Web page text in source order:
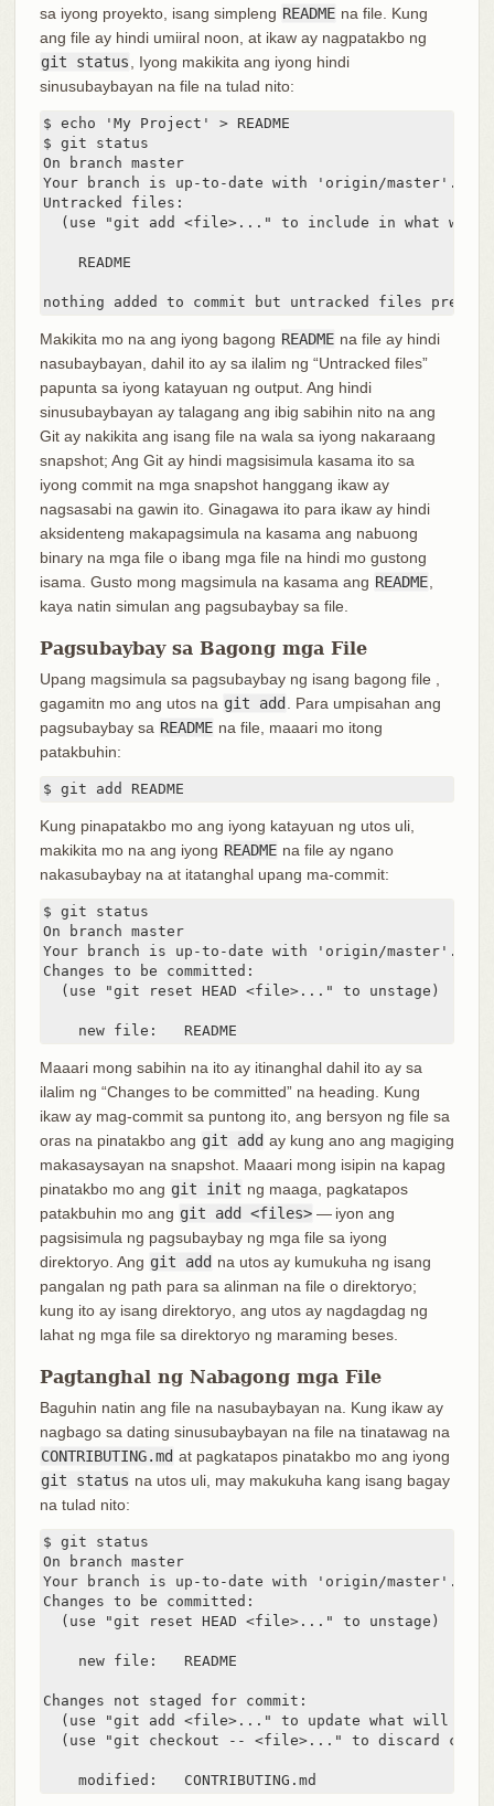
sa iyong proyekto, isang simpleng README na file. Kung
ang file ay hindi umiiral noon, at ikaw ay nagpatakbo ng
git status
, Iyong makikita ang iyong hindi
sinusubaybayan na file na tulad nito:
$ echo 'My Project' > README
$ git status
On branch master
Your branch is up-to-date with 'origin/master'.
Untracked files:
(use "git add <file>..." to include in what will
    README
nothing added to commit but untracked files
Makikita mo na ang iyong bagong README na file ay hindi
nasubaybayan, dahil ito ay sa ilalim ng “Untracked files”
papunta sa iyong katayuan ng output. Ang hindi
sinusubaybayan ay talagang ang ibig sabihin nito na ang
Git ay nakikita ang isang file na wala sa iyong nakaraang
snapshot; Ang Git ay hindi magsisimula kasama ito sa
iyong commit na mga snapshot hanggang ikaw ay
nagsasabi na gawin ito. Ginagawa ito para ikaw ay hindi
aksidenteng makapagsimula na kasama ang nabuong
binary na mga file o ibang mga file na hindi mo gustong
isama. Gusto mong magsimula na kasama ang README
kaya natin simulan ang pagsubaybay sa file.
Pagsubaybay sa Bagong mga File
Upang magsimula sa pagsubaybay ng isang bagong file ,
gagamitn mo ang utos na git add
. Para umpisahan ang
pagsubaybay sa README na file, maaari mo itong
patakbuhin:
$ git add README
Kung pinapatakbo mo ang iyong katayuan ng utos uli,
makikita mo na ang iyong README na file ay ngano
nakasubaybay na at itatanghal upang ma-commit:
$ git status
On branch master
Your branch is up-to-date with 'origin/master'.
Changes to be committed:
  (use "git reset HEAD <file>..." to unstage)
    new file:   README
Maaari mong sabihin na ito ay itinanghal dahil ito ay sa
ilalim ng “Changes to be committed” na heading. Kung
ikaw ay mag-commit sa puntong ito, ang bersyon ng file sa
oras na pinatakbo ang git add ay kung ano ang magiging
makasaysayan na snapshot. Maaari mong isipin na kapag
pinatakbo mo ang git init ng maaga, pagkatapos
patakbuhin mo ang git add <files> — iyon ang
pagsisimula ng pagsubaybay ng mga file sa iyong
direktoryo. Ang git add na utos ay kumukuha ng isang
pangalan ng path para sa alinman na file o direktoryo;
kung ito ay isang direktoryo, ang utos ay nagdagdag ng
lahat ng mga file sa direktoryo ng maraming beses.
Pagtanghal ng Nabagong mga File
Baguhin natin ang file na nasubaybayan na. Kung ikaw ay
nagbago sa dating sinusubaybayan na file na tinatawag na
CONTRIBUTING.md at pagkatapos pinatakbo mo ang iyong
git status na utos uli, may makukuha kang isang bagay
na tulad nito:
$ git status
On branch master
Your branch is up-to-date with 'origin/master'.
Changes to be committed:
  (use "git reset HEAD <file>..." to unstage)
    new file:   README
Changes not staged for commit:
(use "git add <file>..." to update what will be
(use "git checkout -- <file>..." to discard
    modified:   CONTRIBUTING.md